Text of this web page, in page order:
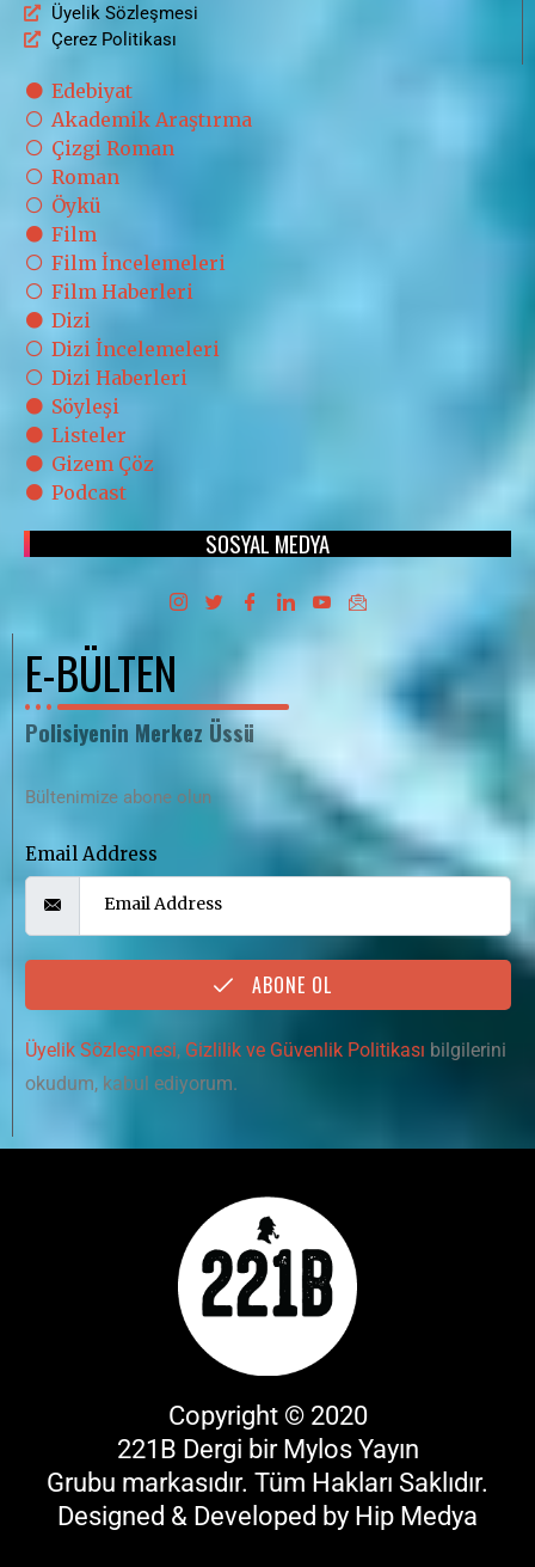
Üyelik Sözleşmesi
Çerez Politikası
Edebiyat
Akademik Araştırma
Çizgi Roman
Roman
Öykü
Film
Film İncelemeleri
Film Haberleri
Dizi
Dizi İncelemeleri
Dizi Haberleri
Söyleşi
Listeler
Gizem Çöz
Podcast
SOSYAL MEDYA
E-BÜLTEN
Polisiyenin Merkez Üssü
Bültenimize abone olun
Email Address
ABONE OL
Üyelik Sözleşmesi, Gizlilik ve Güvenlik Politikası bilgilerini
okudum, kabul ediyorum.
Copyright © 2020
221B Dergi bir Mylos Yayın
Grubu markasıdır. Tüm Hakları Saklıdır.
Designed & Developed by Hip Medya